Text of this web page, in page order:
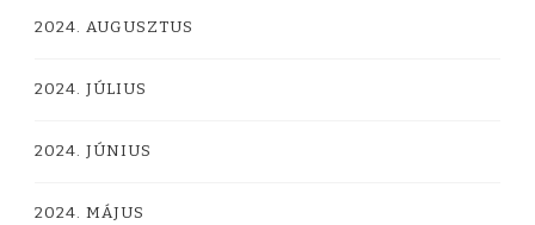
2024. AUGUSZTUS
2024. JÚLIUS
2024. JÚNIUS
2024. MÁJUS